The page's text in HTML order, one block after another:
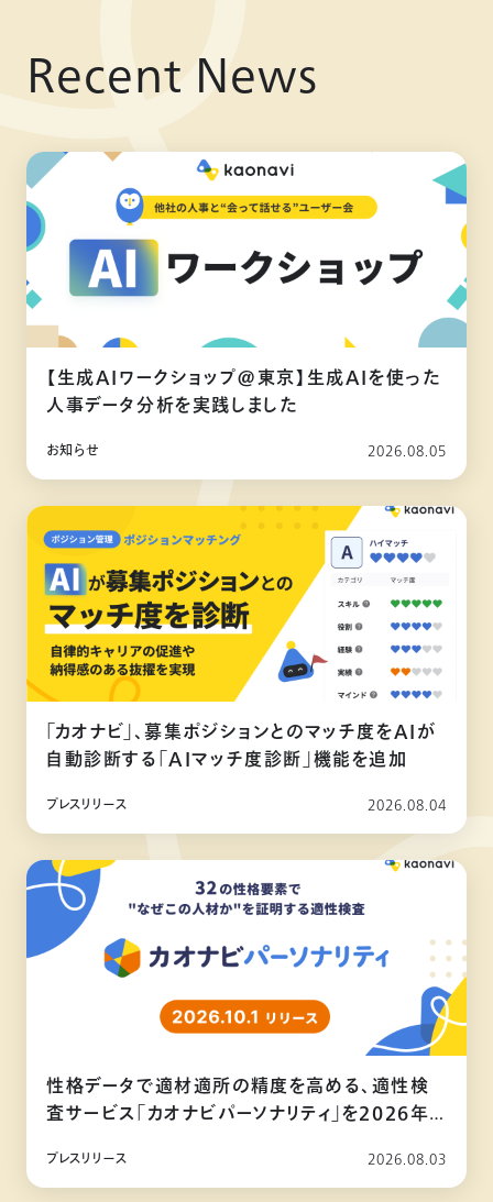
Recent News
【生成AIワークショップ@東京】生成AIを使った
人事データ分析を実践しました
お知らせ 2026.08.05
「カオナビ」、募集ポジションとのマッチ度をAIが
自動診断する「AIマッチ度診断」機能を追加
プレスリリース 2026.08.04
性格データで適材適所の精度を高める、適性検
査サービス「カオナビパーソナリティ」を2026年
プレスリリース 2026.08.03